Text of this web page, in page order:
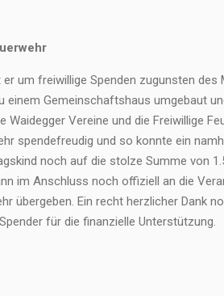
um freiwillige Spenden zugunsten des
einem Gemeinschaftshaus umgebaut
Vereine und die Freiwillige
spendefreudig und so konnte ein
noch auf die stolze Summe von
im Anschluss noch offiziell an die
übergeben. Ein recht herzlicher Dank
für die finanzielle Unterstützung.